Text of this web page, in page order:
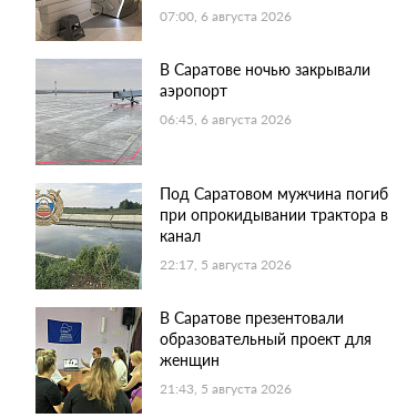
07:00, 6 августа 2026
В Саратове ночью закрывали
аэропорт
06:45, 6 августа 2026
Под Саратовом мужчина погиб
при опрокидывании трактора в
канал
22:17, 5 августа 2026
В Саратове презентовали
образовательный проект для
женщин
21:43, 5 августа 2026